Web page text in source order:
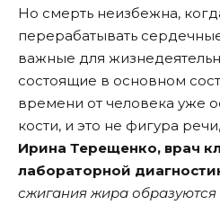
Но смерть неизбежна,
перерабатывать
важные для
состоящие в основном
времени от человека уже
кости, и это не фигура
Ирина Терещенко, врач
лабораторной
сжигания жира образуются